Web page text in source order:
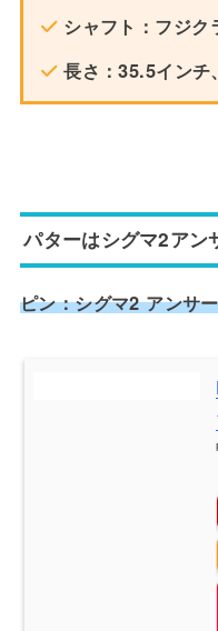
シャフト：フジク
長さ：35.5インチ
パターはシグマ2アン
ピン：シグマ2 アンサー